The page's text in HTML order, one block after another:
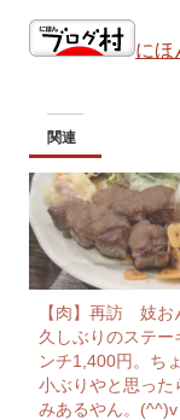
にほ
関連
【肉】再訪 妓お
久しぶりのステー
ンチ1,400円。ち
小ぶりやと思った
みあるやん。(^^)v